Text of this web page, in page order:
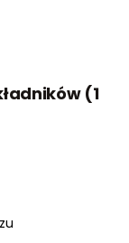
(1